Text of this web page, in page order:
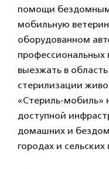
помощи
мобильную
оборудованном
профессиональных
выезжать в
стерилизации
«Стериль-мобиль»
доступной
домашних и
городах и сельских